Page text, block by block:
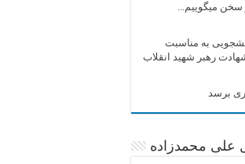
سخن میگوییم...
به مناسبت
رهبر شهید انقلاب
برسد
علی محمدزاده